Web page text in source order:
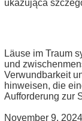
Läuse im Traum
und
Verwundbarkeit
hinweisen, die
Aufforderung zur
November 9, 2024